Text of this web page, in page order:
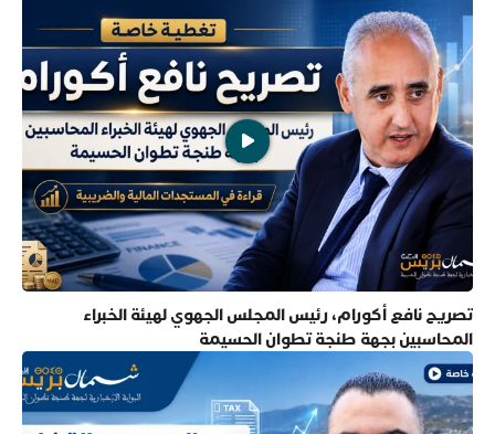
تصريح نافع أكورام، رئيس المجلس الجهوي لهيئة الخبراء
المحاسبين بجهة طنجة تطوان الحسيمة